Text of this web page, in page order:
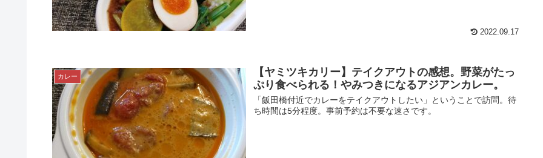
2022.09.17
カレー
【ヤミツキカリー】テイクアウトの感想。野菜がたっ
ぷり食べられる！やみつきになるアジアンカレー。
「飯田橋付近でカレーをテイクアウトしたい」ということで訪問。待
ち時間は5分程度。事前予約は不要な速さです。